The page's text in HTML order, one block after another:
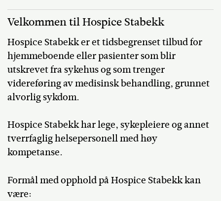
Velkommen til Hospice Stabekk
Hospice Stabekk er et tidsbegrenset tilbud for
hjemmeboende eller pasienter som blir
utskrevet fra sykehus og som trenger
videreføring av medisinsk behandling, grunnet
alvorlig sykdom.
Hospice Stabekk har lege, sykepleiere og annet
tverrfaglig helsepersonell med høy
kompetanse.
Formål med opphold på Hospice Stabekk kan
være: